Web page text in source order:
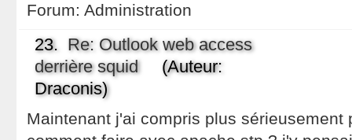
Forum: Administration
23. Re: Outlook web access
derrière squid(Auteur:
Draconis)
Maintenant j'ai compris plus sérieusement